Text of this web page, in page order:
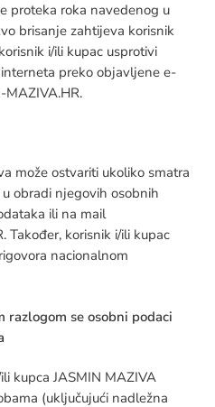
proteka roka navedenog u
brisanje zahtijeva korisnik
i/ili kupac usprotivi
preko objavljene e-
MAZIVA.HR.
može ostvariti ukoliko smatra
obradi njegovih osobnih
ili na mail
Također, korisnik i/ili kupac
nacionalnom
razlogom se osobni podaci
kupca JASMIN MAZIVA
(uključujući nadležna